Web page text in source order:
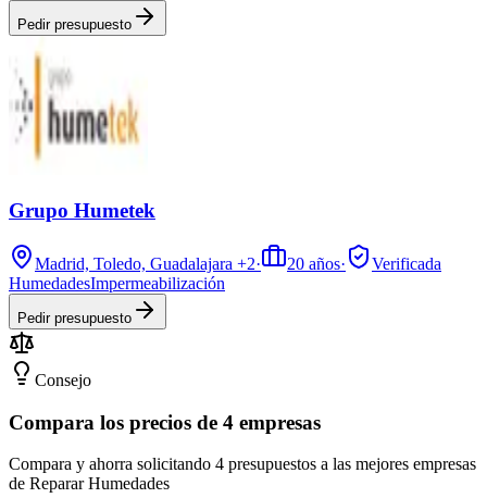
Pedir presupuesto
Grupo Humetek
Madrid, Toledo, Guadalajara +2· 20 años·
Verificada
HumedadesImpermeabilización
Pedir presupuesto
Consejo
Compara los precios de 4 empresas
Compara y ahorra solicitando 4 presupuestos a las mejores empresas
de Reparar Humedades